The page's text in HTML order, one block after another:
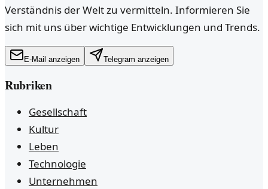
Verständnis der Welt zu vermitteln. Informieren Sie
sich mit uns über wichtige Entwicklungen und Trends.
E-Mail anzeigen Telegram anzeigen
Rubriken
Gesellschaft
Kultur
Leben
Technologie
Unternehmen